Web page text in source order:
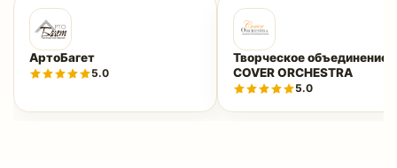
АртоБагет
5.0
Творческое объединение
COVER ORCHESTRA
5.0